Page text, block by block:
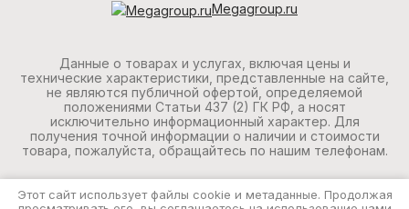
Megagroup.ru
Данные о товарах и услугах, включая цены и
технические характеристики, представленные на сайте,
не являются публичной офертой, определяемой
положениями Статьи 437 (2) ГК РФ, а носят
исключительно информационный характер. Для
получения точной информации о наличии и стоимости
товара, пожалуйста, обращайтесь по нашим телефонам.
Этот сайт использует файлы cookie и метаданные. Продолжая